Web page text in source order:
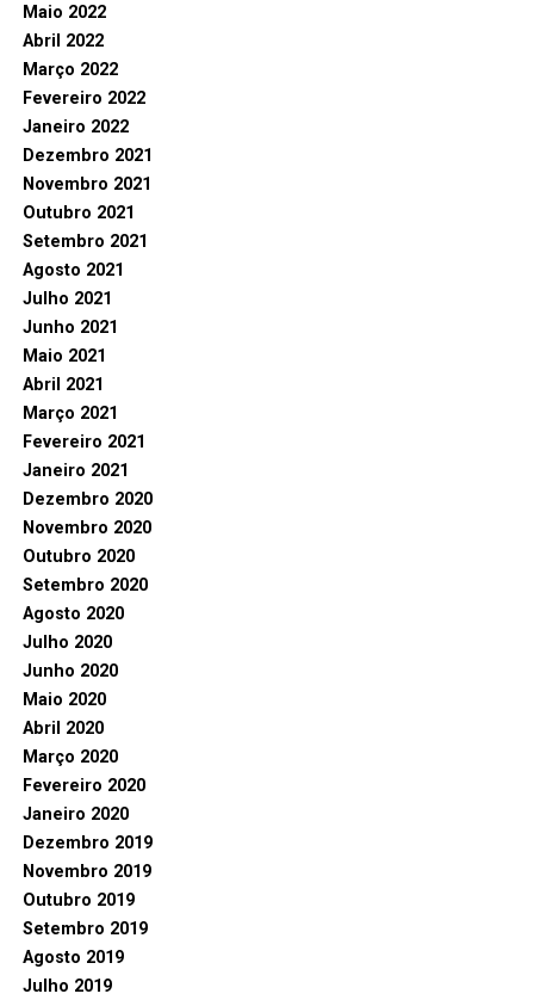
Maio 2022
Abril 2022
Março 2022
Fevereiro 2022
Janeiro 2022
Dezembro 2021
Novembro 2021
Outubro 2021
Setembro 2021
Agosto 2021
Julho 2021
Junho 2021
Maio 2021
Abril 2021
Março 2021
Fevereiro 2021
Janeiro 2021
Dezembro 2020
Novembro 2020
Outubro 2020
Setembro 2020
Agosto 2020
Julho 2020
Junho 2020
Maio 2020
Abril 2020
Março 2020
Fevereiro 2020
Janeiro 2020
Dezembro 2019
Novembro 2019
Outubro 2019
Setembro 2019
Agosto 2019
Julho 2019